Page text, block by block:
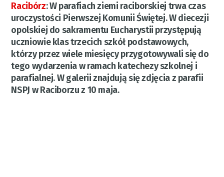
Racibórz:W parafiach ziemi raciborskiej trwa czas
uroczystości Pierwszej Komunii Świętej. W diecezji
opolskiej do sakramentu Eucharystii przystępują
uczniowie klas trzecich szkół podstawowych,
którzy przez wiele miesięcy przygotowywali się do
tego wydarzenia w ramach katechezy szkolnej i
parafialnej. W galerii znajdują się zdjęcia z parafii
NSPJ w Raciborzu z 10 maja.